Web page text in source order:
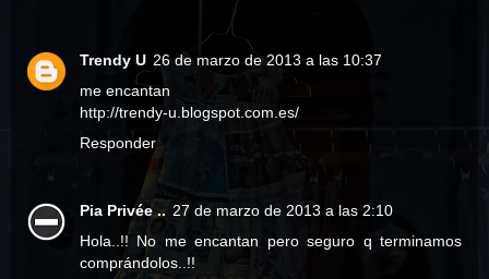
Trendy U 26 de marzo de 2013 a las 10:37
me encantan
http://trendy-u.blogspot.com.es/
Responder
Pia Privée .. 27 de marzo de 2013 a las 2:10
Hola..!! No me encantan pero seguro q terminamos
comprándolos..!!